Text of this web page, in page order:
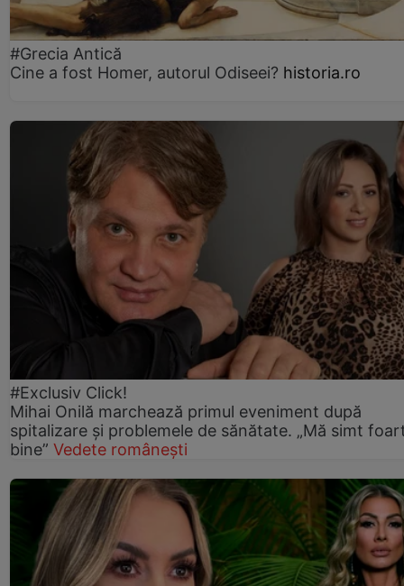
#Grecia Antică
Cine a fost Homer, autorul Odiseei? historia.ro
#Exclusiv Click!
Mihai Onilă marchează primul eveniment după
spitalizare și problemele de sănătate. „Mă simt
bine” Vedete românești